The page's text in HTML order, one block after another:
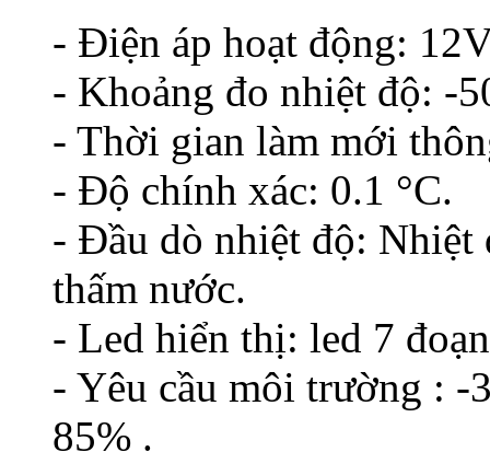
- Điện áp hoạt động:
- Khoảng đo nhiệt độ: -
- Thời gian làm mới
- Độ chính xác: 0.1 °C.
- Đầu dò nhiệt độ: Nhiệt
thấm nước.
- Led hiển thị: led 7
- Yêu cầu môi trường : -
85% .